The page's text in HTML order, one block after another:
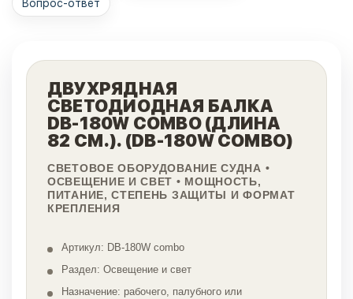
Вопрос-ответ
ДВУХРЯДНАЯ
СВЕТОДИОДНАЯ БАЛКА
DB-180W COMBO (ДЛИНА
82 СМ.). (DB-180W COMBO)
СВЕТОВОЕ ОБОРУДОВАНИЕ СУДНА •
ОСВЕЩЕНИЕ И СВЕТ • МОЩНОСТЬ,
ПИТАНИЕ, СТЕПЕНЬ ЗАЩИТЫ И ФОРМАТ
КРЕПЛЕНИЯ
Артикул: DB-180W combo
Раздел: Освещение и свет
Назначение: рабочего, палубного или